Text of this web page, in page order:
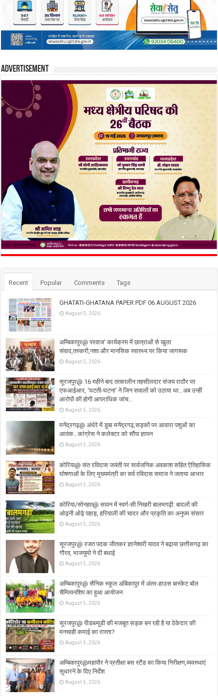
Advertisement
Recent Popular Comments Tags
GHATATI-GHATANA PAPER PDF 06 AUGUST 2026
August 5, 2026
अम्बिकापुर@ परवाज’ कार्यक्रम में छात्राओं से खुला
संवाद,तस्करी,नशा और मानसिक स्वास्थ्य पर किया जागरूक
August 5, 2026
सूरजपुर@ 16 महीने बाद तत्कालीन तहसीलदार संजय राठौर पर
एफआईआर, ‘घटती-घटना’ ने जिन सवालों को उठाया था…अब उन्हीं
आरोपों की होगी आपराधिक जांच…
August 5, 2026
मनेंद्रगढ़@ अंधेरे में डूबा मनेंद्रगढ़,सड़कों पर आवारा पशुओं का
आतंक…कांग्रेस ने कलेक्टर को सौंपा ज्ञापन
August 5, 2026
कोरिया@ संत रविदास जयंती पर सार्वजनिक अवकाश सहित ऐतिहासिक
घोषणाओं के लिए मुख्यमंत्री का सर्व रविदास समाज ने जताया आभार
August 5, 2026
कोरिया/सोनहत@ सावन में स्वर्ग-सी निखरी बालमगढ़ी: बादलों की
ओढ़नी ओढ़े पहाड़, हरियाली की चादर और प्रकृति का अनुपम संसार
August 5, 2026
सूरजपुर@ रजत पदक जीतकर ज्ञानेश्वरी यादव ने बढ़ाया छत्तीसगढ़ का
गौरव, भाजयुमो ने दी बधाई
August 5, 2026
अम्बिकापुर@ सैनिक स्कूल अंबिकापुर में अंतर-हाउस बास्केट बॉल
चैम्पियनशिप का हुआ आयोजन
August 5, 2026
सूरजपुर@ पीडब्ल्यूडी की मजबूत सड़क बन रही है या ठेकेदार की
मनचाही कमाई का रास्ता?
August 5, 2026
अम्बिकापुर@महापौर ने प्रतीक्षा बस स्टैंड का किया निरीक्षण,व्यवस्थाएं
सुधारने के दिए निर्देश
August 5, 2026